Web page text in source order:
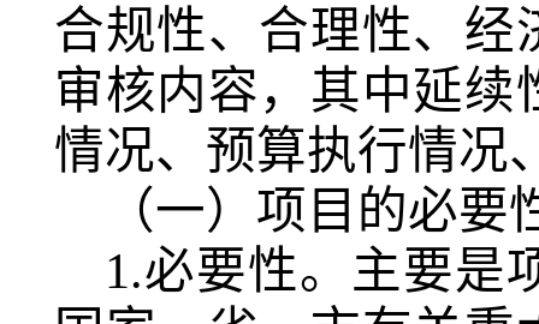
合规性、合理性、经
审核内容，其中延
情况、预算执行情况
（一）项目的必
1.必要性。主要是